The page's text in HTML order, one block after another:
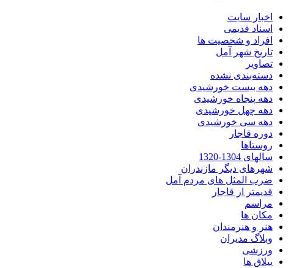
اخبار سایت
اسناد قدیمی
افراد و شخصیت ها
تاریخ شهر آمل
تصاویر
دسته‌بندی نشده
دهه بیست خورشیدی
دهه پنجاه خورشیدی
دهه چهل خورشیدی
دهه سی خورشیدی
دوره قاجار
روستاها
سالهای 1304-1320
شهرهای دیگر مازندران
ضرب المثل های مردم آمل
قدیمتر از قاجار
مراسم
مکان ها
هنر و هنرمندان
وبلاگ مدیران
ورزشی
ییلاق ها